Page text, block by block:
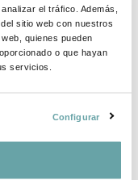
el tráfico. Además,
sitio web con nuestros
quienes pueden
o que hayan
servicios.
Configurar